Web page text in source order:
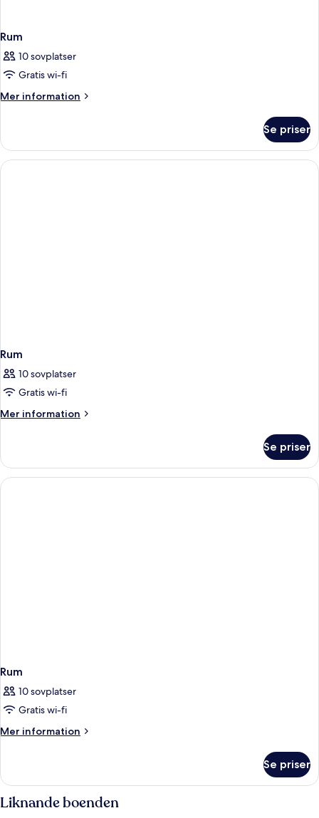
Rum
10 sovplatser
Gratis wi-fi
Mer information
Mer
Se priser
Rum
10 sovplatser
Gratis wi-fi
Mer information
Mer
Se priser
Rum
10 sovplatser
Gratis wi-fi
Mer information
Mer
Se priser
Liknande boenden